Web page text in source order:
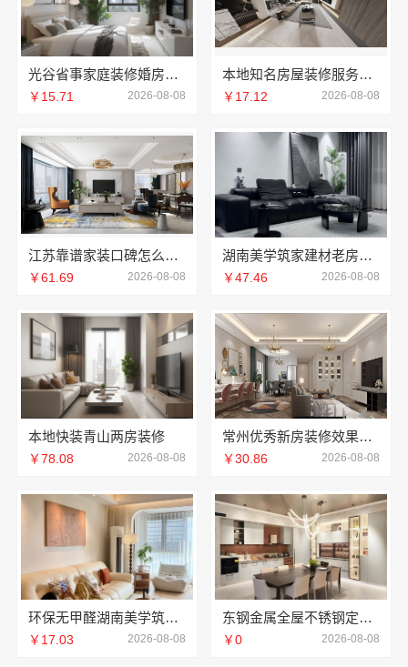
光谷省事家庭装修婚房推荐本地快装（湖北）
￥15.71 2026-08-08
本地知名房屋装修服务环保，嘉兴绿色之家建材科技有限公司
￥17.12 2026-08-08
江苏靠谱家装口碑怎么样-常州宜居佳装饰
￥61.69 2026-08-08
湖南美学筑家建材老房翻新：湖南装修公司首选
￥47.46 2026-08-08
本地快装青山两房装修
￥78.08 2026-08-08
常州优秀新房装修效果图，常州宜居佳装饰打造理想新家
￥30.86 2026-08-08
环保无甲醛湖南美学筑家建材软装配套
￥17.03 2026-08-08
东钢金属全屋不锈钢定制生产商本地-江苏东钢金属科技有限公司
￥0 2026-08-08